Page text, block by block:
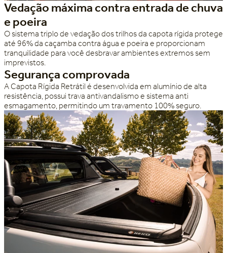
Vedação máxima contra entrada de chuva
e poeira
O sistema triplo de vedação dos trilhos da capota rígida protege
até 96% da caçamba contra água e poeira e proporcionam
tranquilidade para você desbravar ambientes extremos sem
imprevistos.
Segurança comprovada
A Capota Rígida Retrátil é desenvolvida em alumínio de alta
resistência, possui trava antivandalismo e sistema anti
esmagamento, permitindo um travamento 100% seguro.